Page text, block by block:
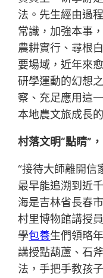
法。先生經由過
常識，加強本事
農耕實行、尋根
要場域，近年來
研學運動的幻想
察、充足應用這
本地農文旅成長
村落文明“點睛”
“接待大師離開信
最早能追溯到近
海是吉林省長春
村里博物館講授
學包養生們領略
講授點葫蘆、石
法，手把手教孩